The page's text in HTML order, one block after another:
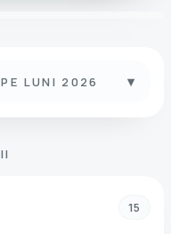
LUNI 2026 ▾
15